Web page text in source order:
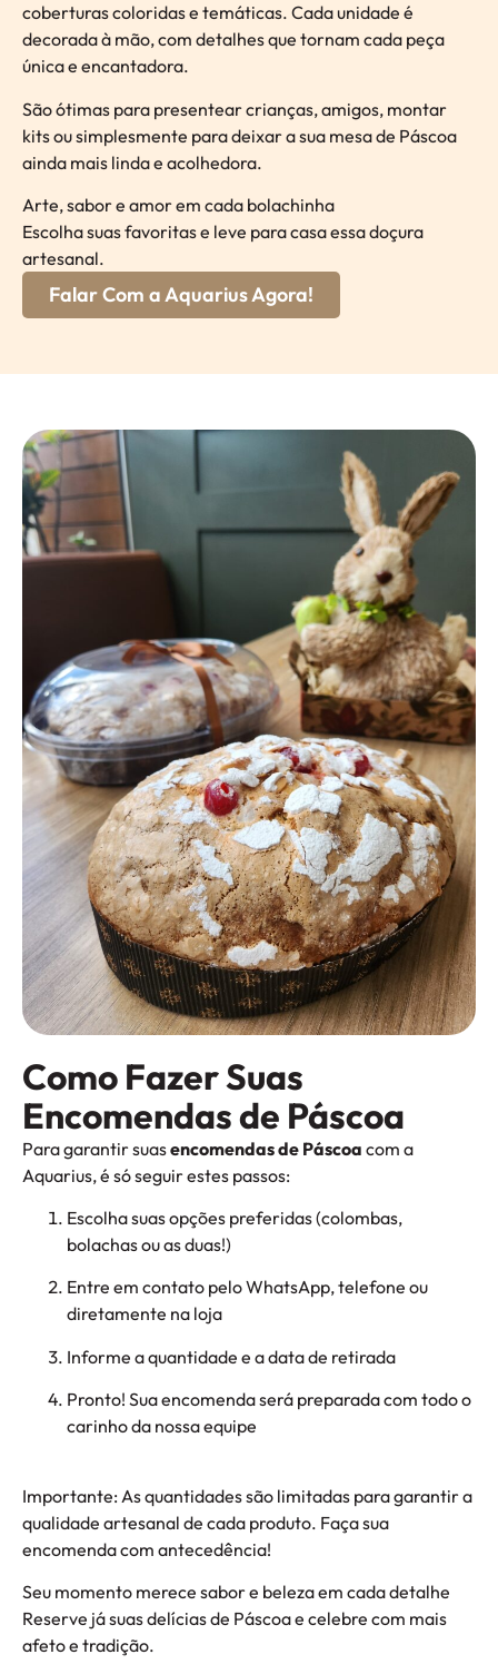
coberturas coloridas e temáticas. Cada unidade é
decorada à mão, com detalhes que tornam cada peça
única e encantadora.
São ótimas para presentear crianças, amigos, montar
kits ou simplesmente para deixar a sua mesa de Páscoa
ainda mais linda e acolhedora.
Arte, sabor e amor em cada bolachinha
Escolha suas favoritas e leve para casa essa doçura
artesanal.
Falar Com a Aquarius Agora!
Como Fazer Suas
Encomendas de Páscoa​
Para garantir suasencomendas de Páscoa com a
Aquarius, é só seguir estes passos:
Escolha suas opções preferidas (colombas,
bolachas ou as duas!)
Entre em contato pelo WhatsApp, telefone ou
diretamente na loja
Informe a quantidade e a data de retirada
Pronto! Sua encomenda será preparada com todo o
carinho da nossa equipe
Importante: As quantidades são limitadas para garantir a
qualidade artesanal de cada produto. Faça sua
encomenda com antecedência!
Seu momento merece sabor e beleza em cada detalhe
Reserve já suas delícias de Páscoa e celebre com mais
afeto e tradição.